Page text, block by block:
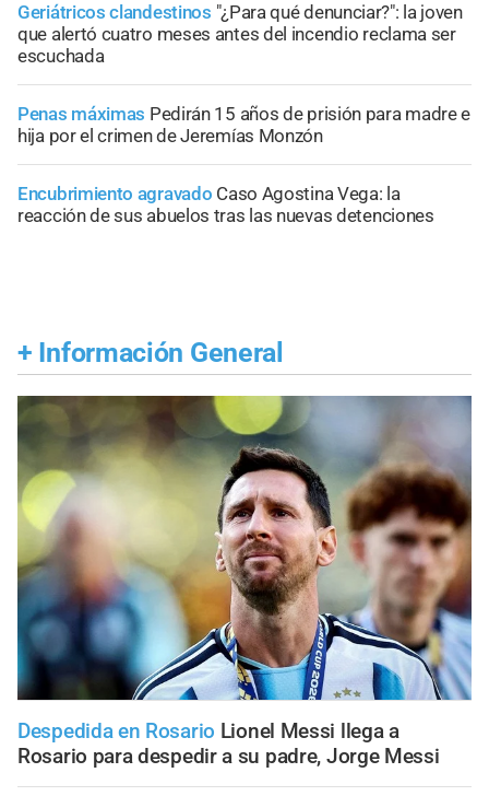
Geriátricos clandestinos "¿Para qué denunciar?": la joven
que alertó cuatro meses antes del incendio reclama ser
escuchada
Penas máximas Pedirán 15 años de prisión para madre e
hija por el crimen de Jeremías Monzón
Encubrimiento agravado Caso Agostina Vega: la
reacción de sus abuelos tras las nuevas detenciones
+ Información General
Despedida en Rosario Lionel Messi llega a
Rosario para despedir a su padre, Jorge Messi